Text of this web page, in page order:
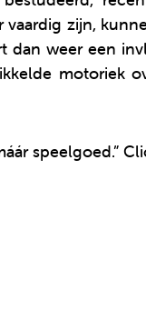
zijn,
dan weer een
motoriek
speelgoed.”